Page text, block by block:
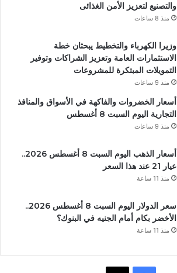
والتصنيع لتعزيز الأمن الغذائى
منذ 8 ساعات
وزيرا الكهرباء والتخطيط يبحثان خطة
الاستثمارات العامة وتعزيز الشراكات وتوفير
التمويلات المبتكرة للمشروعات
منذ 9 ساعات
أسعار الخضروات والفاكهة في الأسواق والمنافذ
التجارية اليوم السبت 8 أغسطس
منذ 9 ساعات
أسعار الذهب اليوم السبت 8 أغسطس 2026..
عيار 21 عند هذا السعر
منذ 11 ساعة
سعر الدولار اليوم السبت 8 أغسطس 2026..
الأخضر بكام أمام الجنيه في البنوك؟
منذ 11 ساعة